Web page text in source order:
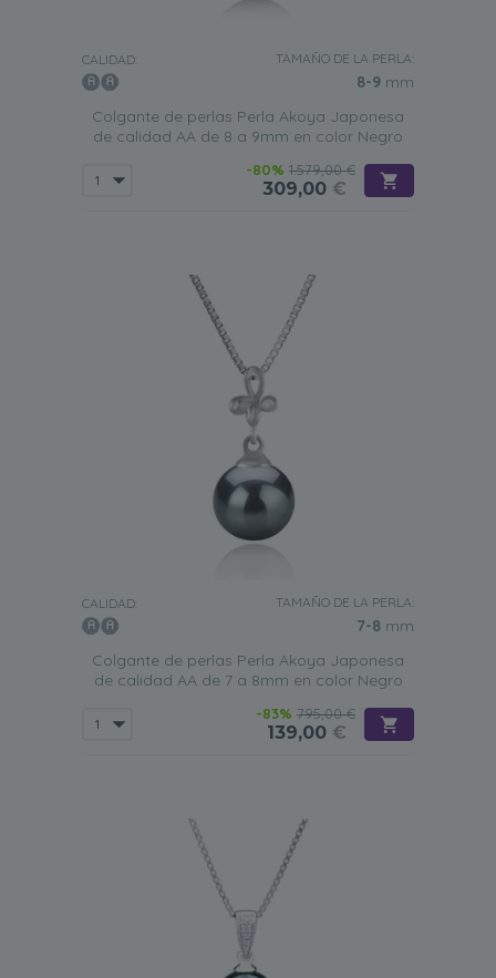
CALIDAD: TAMAÑO DE LA PERLA:
8-9 mm
Colgante de perlas Perla Akoya Japonesa
de calidad AA de 8 a 9mm en color Negro
-80% 1.579,00 €
309,00 €
CALIDAD: TAMAÑO DE LA PERLA:
7-8 mm
Colgante de perlas Perla Akoya Japonesa
de calidad AA de 7 a 8mm en color Negro
-83% 795,00 €
139,00 €